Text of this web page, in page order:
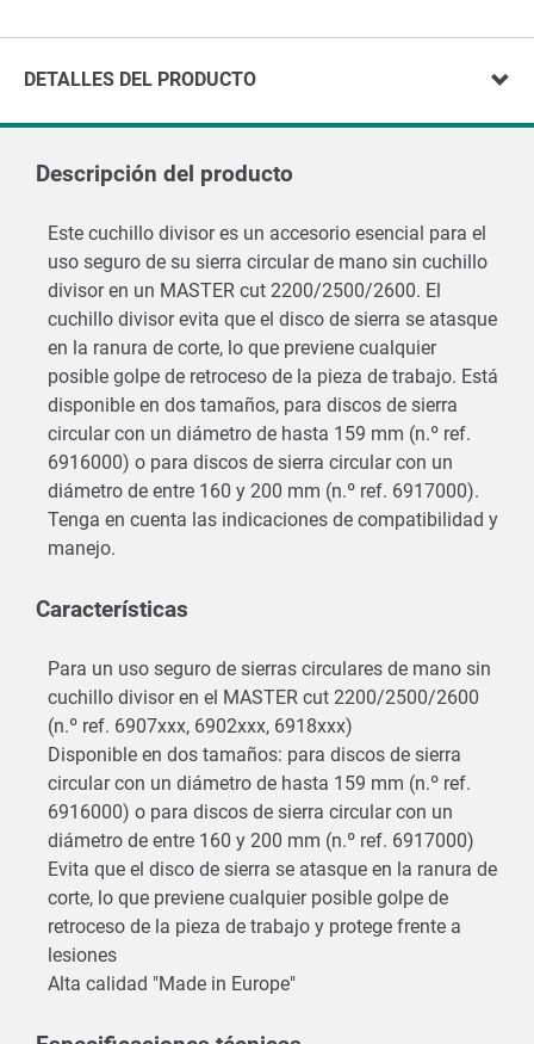
DETALLES DEL PRODUCTO
Descripción del producto
Este cuchillo divisor es un accesorio esencial para el
uso seguro de su sierra circular de mano sin cuchillo
divisor en un MASTER cut 2200/2500/2600. El
cuchillo divisor evita que el disco de sierra se atasque
en la ranura de corte, lo que previene cualquier
posible golpe de retroceso de la pieza de trabajo. Está
disponible en dos tamaños, para discos de sierra
circular con un diámetro de hasta 159 mm (n.º ref.
6916000) o para discos de sierra circular con un
diámetro de entre 160 y 200 mm (n.º ref. 6917000).
Tenga en cuenta las indicaciones de compatibilidad y
manejo.
Características
Para un uso seguro de sierras circulares de mano sin
cuchillo divisor en el MASTER cut 2200/2500/2600
(n.º ref. 6907xxx, 6902xxx, 6918xxx)
Disponible en dos tamaños: para discos de sierra
circular con un diámetro de hasta 159 mm (n.º ref.
6916000) o para discos de sierra circular con un
diámetro de entre 160 y 200 mm (n.º ref. 6917000)
Evita que el disco de sierra se atasque en la ranura de
corte, lo que previene cualquier posible golpe de
retroceso de la pieza de trabajo y protege frente a
lesiones
Alta calidad "Made in Europe"